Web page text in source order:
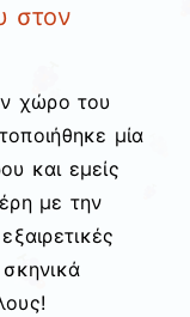
στον
χώρο του
μία
και εμείς
με την